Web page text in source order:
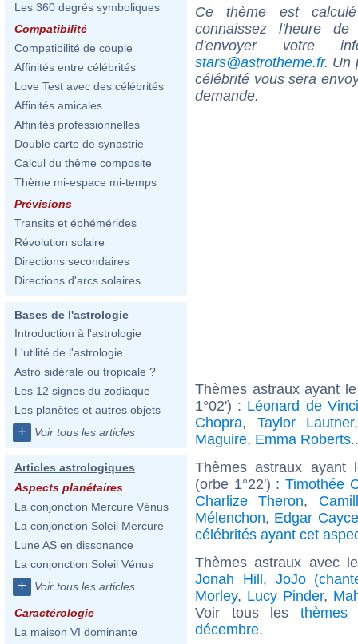
Les 360 degrés symboliques
Compatibilité
Compatibilité de couple
Affinités entre célébrités
Love Test avec des célébrités
Affinités amicales
Affinités professionnelles
Double carte de synastrie
Calcul du thème composite
Thème mi-espace mi-temps
Prévisions
Transits et éphémérides
Révolution solaire
Directions secondaires
Directions d'arcs solaires
Bases de l'astrologie
Introduction à l'astrologie
L'utilité de l'astrologie
Astro sidérale ou tropicale ?
Les 12 signes du zodiaque
Les planètes et autres objets
+ Voir tous les articles
Articles astrologiques
Aspects planétaires
La conjonction Mercure Vénus
La conjonction Soleil Mercure
Lune AS en dissonance
La conjonction Soleil Vénus
+ Voir tous les articles
Caractérologie
La maison VI dominante
Ce thème est
connaissez l'heure
d'envoyer votre
stars@astrotheme.fr. Un
célébrité vous sera
demande.
Thèmes astraux ayant
1°02') : Léonard de Vinci
Chopra, Taylor Lautner
Maguire, Emma Roberts
Thèmes astraux ayant
(orbe 1°22') : Timothée
Charlize Theron,
Mélenchon, Edgar Cayce
célébrités ayant cet
Thèmes astraux avec
Jonah Hill, JoJo
Morley, Lucy Pinder,
Voir tous les
décembre.